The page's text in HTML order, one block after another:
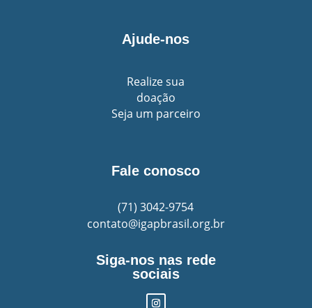
Ajude-nos
Realize sua
doação
Seja um parceiro
Fale conosco
(71)3042-9754
contato@igapbrasil.org.br
Siga-nos nas rede
sociais